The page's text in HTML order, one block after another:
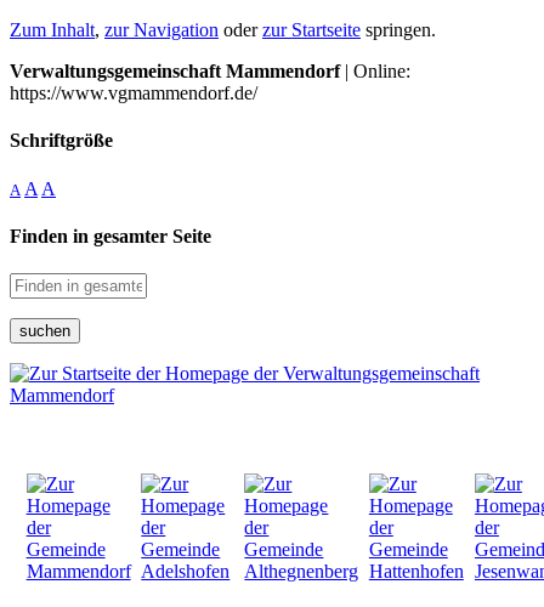
Zum Inhalt, zur Navigation oderzur Startseite springen.
Verwaltungsgemeinschaft Mammendorf| Online:
https://www.vgmammendorf.de/
Schriftgröße
A A A
Finden in gesamter Seite
suchen